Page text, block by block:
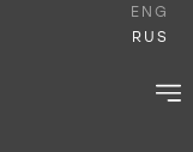
ENG
RUS